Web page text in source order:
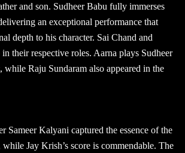
and son. Sudheer Babu fully immerses
an exceptional performance that
depth to his character. Sai Chand and
their respective roles. Aarna plays Sudheer
while Raju Sundaram also appeared in the
Sameer Kalyani captured the essence of the
Jay Krish’s score is commendable. The